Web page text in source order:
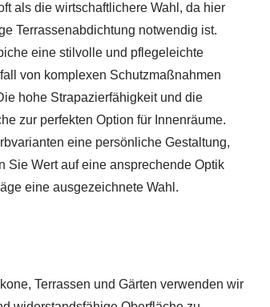
als die wirtschaftlichere Wahl, da hier
Terrassenabdichtung notwendig ist.
eine stilvolle und pflegeleichte
von komplexen Schutzmaßnahmen
hohe Strapazierfähigkeit und die
zur perfekten Option für Innenräume.
eine persönliche Gestaltung,
Sie Wert auf eine ansprechende Optik
eine ausgezeichnete Wahl.
Terrassen und Gärten verwenden wir